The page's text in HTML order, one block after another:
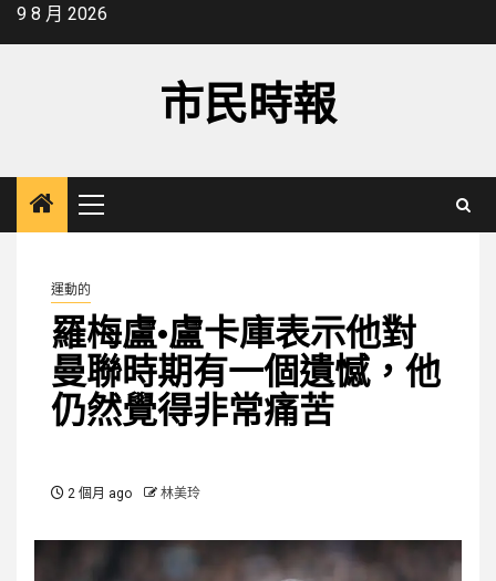
Skip9 8 月 2026
市民時報
Primary
Menu
運動的
羅梅盧·盧卡庫表示他對
曼聯時期有一個遺憾，他
仍然覺得非常痛苦
2 個月 ago 林美玲